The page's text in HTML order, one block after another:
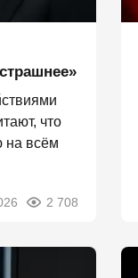
что
на всём
2 708